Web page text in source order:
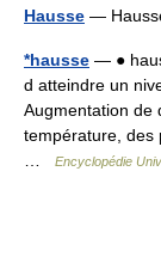
Hausse —
*hausse — ●
d atteindre un
Augmentation de
température, des
Encyclopédie